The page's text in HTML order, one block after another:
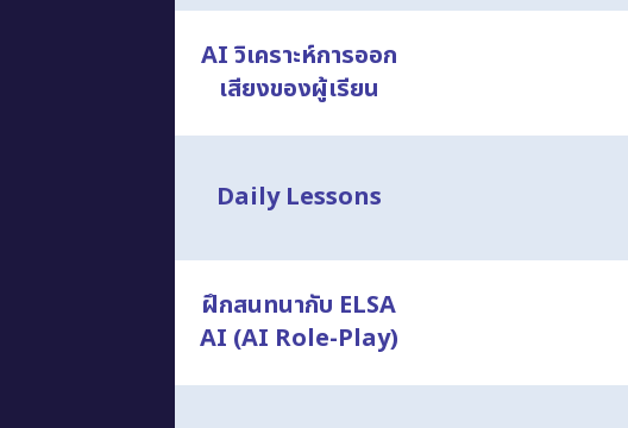
AI วิเคราะห์การออก
เสียงของผู้เรียน
Daily Lessons
ฝึกสนทนากับ ELSA
AI (AI Role-Play)